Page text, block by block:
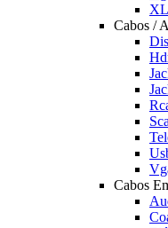
Cabos /
Cabos